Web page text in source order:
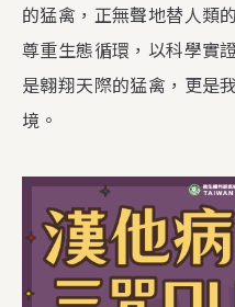
的猛禽，正無聲地替人類
尊重生態循環，以科學實
是翱翔天際的猛禽，更是
境。